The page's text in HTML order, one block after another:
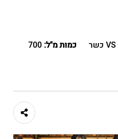
כמות מ"ל:700